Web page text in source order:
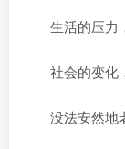
生活的压力
社会的变化
没法安然地